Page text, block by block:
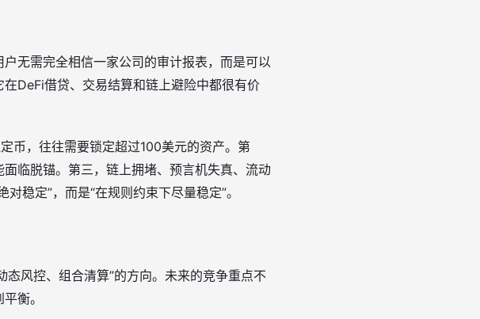
无需完全相信一家公司的审计报表，而是可以
DeFi借贷、交易结算和链上避险中都很有价
币，往往需要锁定超过100美元的资产。第
临脱锚。第三，链上拥堵、预言机失真、流动
对稳定”，而是“在规则约束下尽量稳定”。
态风控、组合清算”的方向。未来的竞争重点不
衡。